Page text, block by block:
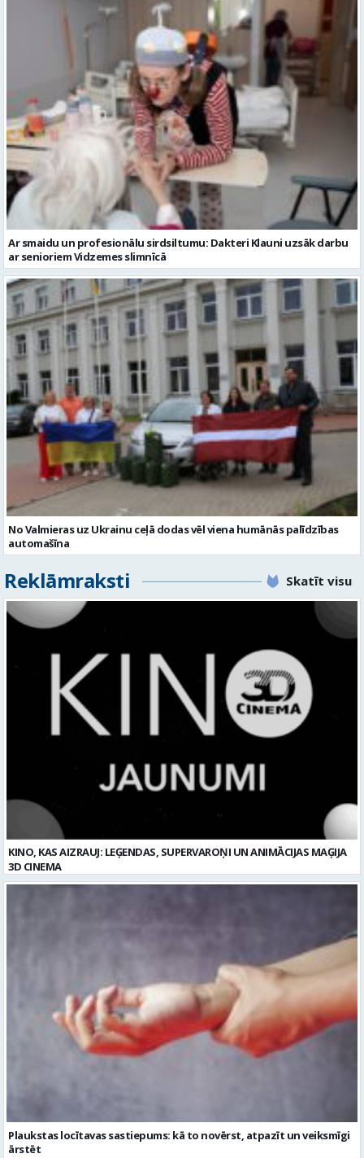
Ar smaidu un profesionālu sirdsiltumu: Dakteri Klauni uzsāk darbu
ar senioriem Vidzemes slimnīcā
No Valmieras uz Ukrainu ceļā dodas vēl viena humānās palīdzības
automašīna
Reklāmraksti Skatīt visu
KINO, KAS AIZRAUJ: LEĢENDAS, SUPERVAROŅI UN ANIMĀCIJAS MAĢIJA
3D CINEMA
Plaukstas locītavas sastiepums: kā to novērst, atpazīt un veiksmīgi
ārstēt